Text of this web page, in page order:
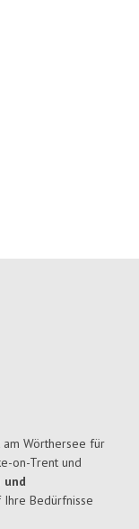
Wörthersee für
on-Trent und
und
Bedürfnisse